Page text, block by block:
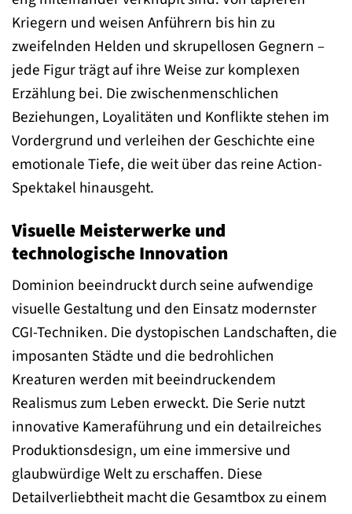
Kriegern und weisen Anführern bis hin zu
zweifelnden Helden und skrupellosen Gegnern –
jede Figur trägt auf ihre Weise zur komplexen
Erzählung bei. Die zwischenmenschlichen
Beziehungen, Loyalitäten und Konflikte stehen im
Vordergrund und verleihen der Geschichte eine
emotionale Tiefe, die weit über das reine Action-
Spektakel hinausgeht.
Visuelle Meisterwerke und
technologische Innovation
Dominion beeindruckt durch seine aufwendige
visuelle Gestaltung und den Einsatz modernster
CGI-Techniken. Die dystopischen Landschaften, die
imposanten Städte und die bedrohlichen
Kreaturen werden mit beeindruckendem
Realismus zum Leben erweckt. Die Serie nutzt
innovative Kameraführung und ein detailreiches
Produktionsdesign, um eine immersive und
glaubwürdige Welt zu erschaffen. Diese
Detailverliebtheit macht die Gesamtbox zu einem